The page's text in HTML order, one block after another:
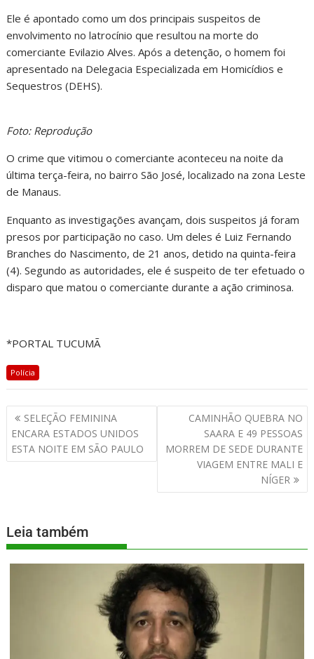
Ele é apontado como um dos principais suspeitos de
envolvimento no latrocínio que resultou na morte do
comerciante Evilazio Alves. Após a detenção, o homem foi
apresentado na Delegacia Especializada em Homicídios e
Sequestros (DEHS).
Foto: Reprodução
O crime que vitimou o comerciante aconteceu na noite da
última terça-feira, no bairro São José, localizado na zona Leste
de Manaus.
Enquanto as investigações avançam, dois suspeitos já foram
presos por participação no caso. Um deles é Luiz Fernando
Branches do Nascimento, de 21 anos, detido na quinta-feira
(4). Segundo as autoridades, ele é suspeito de ter efetuado o
disparo que matou o comerciante durante a ação criminosa.
*PORTAL TUCUMÃ
Polícia
SELEÇÃO FEMININA
ENCARA ESTADOS UNIDOS
ESTA NOITE EM SÃO PAULO
CAMINHÃO QUEBRA NO
SAARA E 49 PESSOAS
MORREM DE SEDE DURANTE
VIAGEM ENTRE MALI E
NÍGER
Leia também